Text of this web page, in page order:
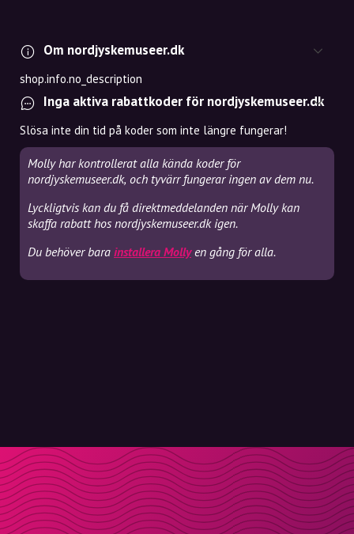
Om nordjyskemuseer.dk
shop.info.no_description
Inga aktiva rabattkoder för nordjyskemuseer.dk
Slösa inte din tid på koder som inte längre fungerar!
Molly har kontrollerat alla kända koder för
nordjyskemuseer.dk, och tyvärr fungerar ingen av dem nu.
Lyckligtvis kan du få direktmeddelanden när Molly kan
skaffa rabatt hos nordjyskemuseer.dk igen.
Du behöver bara installera Mollyen gång för alla.